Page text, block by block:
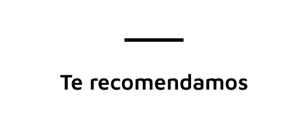
Te recomendamos